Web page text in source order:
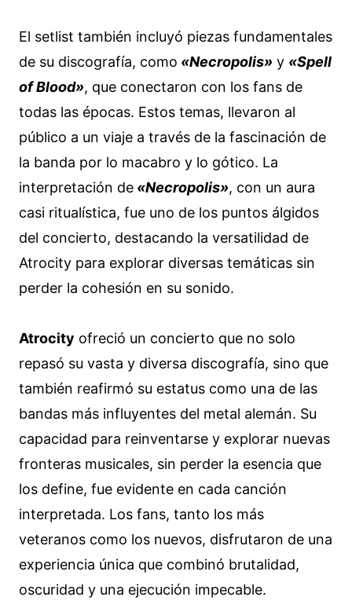
El setlist también incluyó piezas fundamentales
de su discografía, como «Necropolis» y «Spell
of Blood», que conectaron con los fans de
todas las épocas. Estos temas, llevaron al
público a un viaje a través de la fascinación de
la banda por lo macabro y lo gótico. La
interpretación de «Necropolis», con un aura
casi ritualística, fue uno de los puntos álgidos
del concierto, destacando la versatilidad de
Atrocity para explorar diversas temáticas sin
perder la cohesión en su sonido.
Atrocity ofreció un concierto que no solo
repasó su vasta y diversa discografía, sino que
también reafirmó su estatus como una de las
bandas más influyentes del metal alemán. Su
capacidad para reinventarse y explorar nuevas
fronteras musicales, sin perder la esencia que
los define, fue evidente en cada canción
interpretada. Los fans, tanto los más
veteranos como los nuevos, disfrutaron de una
experiencia única que combinó brutalidad,
oscuridad y una ejecución impecable.